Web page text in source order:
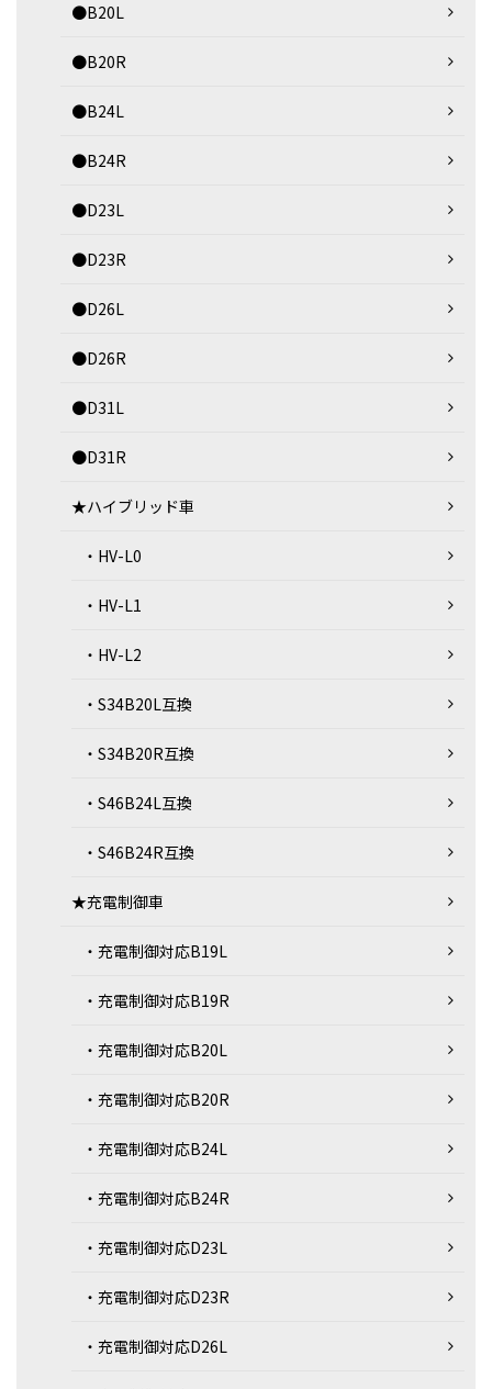
●B20L
●B20R
●B24L
●B24R
●D23L
●D23R
●D26L
●D26R
●D31L
●D31R
★ハイブリッド車
・HV-L0
・HV-L1
・HV-L2
・S34B20L互換
・S34B20R互換
・S46B24L互換
・S46B24R互換
★充電制御車
・充電制御対応B19L
・充電制御対応B19R
・充電制御対応B20L
・充電制御対応B20R
・充電制御対応B24L
・充電制御対応B24R
・充電制御対応D23L
・充電制御対応D23R
・充電制御対応D26L